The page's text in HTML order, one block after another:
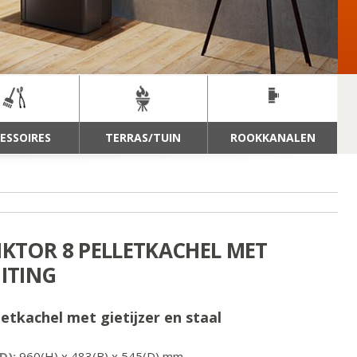
TERRAS/TUIN ROOKKANALEN
8 PELLETKACHEL MET
met gietijzer en staal